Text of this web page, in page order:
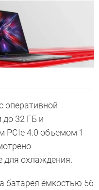
оперативной
32 ГБ и
PCIe 4.0 объемом 1
для охлаждения.
батарея ёмкостью 56